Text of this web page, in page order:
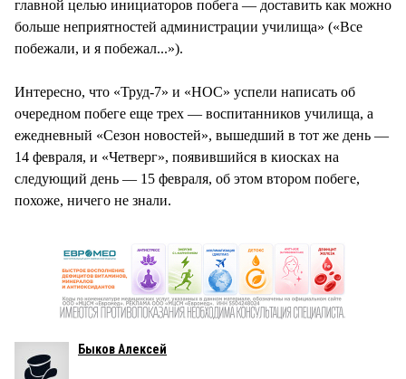
главной целью инициаторов побега — доставить как можно
больше неприятностей администрации училища» («Все
побежали, и я побежал...»).
Интересно, что «Труд-7» и «НОС» успели написать об
очередном побеге еще трех — воспитанников училища, а
ежедневный «Сезон новостей», вышедший в тот же день —
14 февраля, и «Четверг», появившийся в киосках на
следующий день — 15 февраля, об этом втором побеге,
похоже, ничего не знали.
Быков Алексей